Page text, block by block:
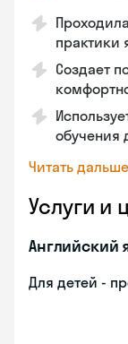
практики
Создает
обучения
Читать дальше
Услуги и
Английский
Для детей -